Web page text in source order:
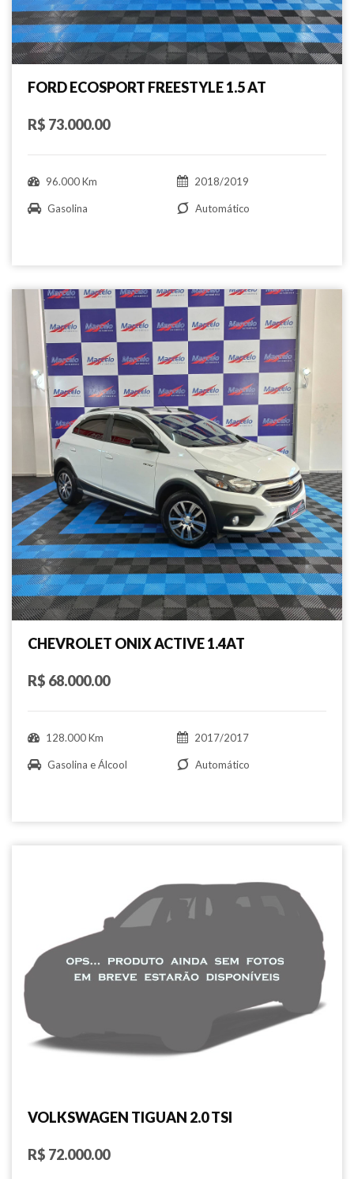
FORD ECOSPORT FREESTYLE 1.5 AT
R$ 73.000.00
96.000 Km 2018/2019
Gasolina Automático
CHEVROLET ONIX ACTIVE 1.4AT
R$ 68.000.00
128.000 Km 2017/2017
Gasolina e Álcool Automático
VOLKSWAGEN TIGUAN 2.0 TSI
R$ 72.000.00